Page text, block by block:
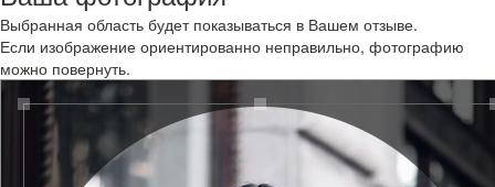
Выбранная область будет показываться в Вашем отзыве.
Если изображение ориентированно неправильно, фотографию
можно повернуть.